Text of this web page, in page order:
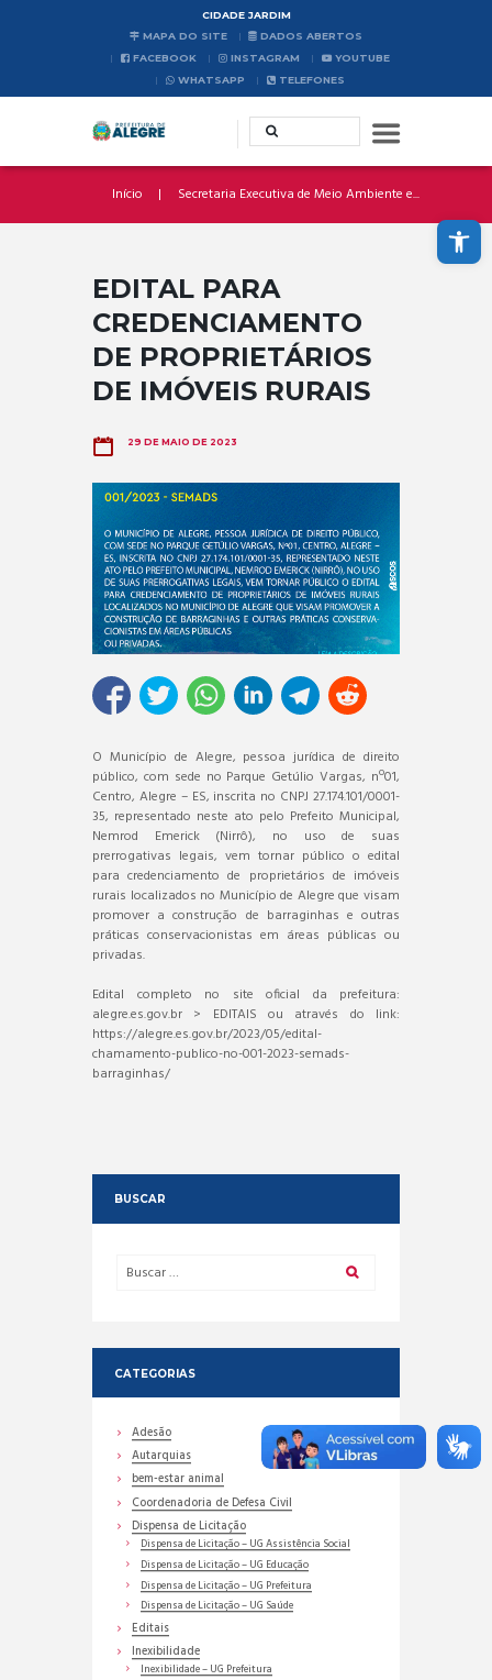
Abrir a barra de ferramentas
CIDADE JARDIM
MAPA DO SITE
DADOS ABERTOS
FACEBOOK
INSTAGRAM
YOUTUBE
WHATSAPP
TELEFONES
Início Secretaria Executiva de Meio Ambiente e...
EDITAL PARA
CREDENCIAMENTO
DE PROPRIETÁRIOS
DE IMÓVEIS RURAIS
29 DE MAIO DE 2023
O Município de Alegre, pessoa jurídica de direito
público, com sede no Parque Getúlio Vargas, nº01,
Centro, Alegre – ES, inscrita no CNPJ 27.174.101/0001-
35, representado neste ato pelo Prefeito Municipal,
Nemrod Emerick (Nirrô), no uso de suas
prerrogativas legais, vem tornar público o edital
para credenciamento de proprietários de imóveis
rurais localizados no Município de Alegre que visam
promover a construção de barraginhas e outras
práticas conservacionistas em áreas públicas ou
privadas.
Edital completo no site oficial da prefeitura:
alegre.es.gov.br > EDITAIS ou através do link:
https://alegre.es.gov.br/2023/05/edital-
chamamento-publico-no-001-2023-semads-
barraginhas/
BUSCAR
CATEGORIAS
Adesão
Autarquias
bem-estar animal
Coordenadoria de Defesa Civil
Dispensa de Licitação
Dispensa de Licitação – UG Assistência Social
Dispensa de Licitação – UG Educação
Dispensa de Licitação – UG Prefeitura
Dispensa de Licitação – UG Saúde
Editais
Inexibilidade
Inexibilidade – UG Prefeitura